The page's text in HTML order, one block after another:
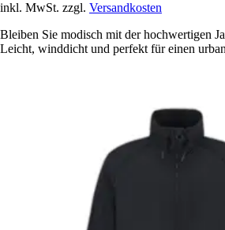
inkl. MwSt. zzgl. Versandkosten
Bleiben Sie modisch mit der hochwertigen
Leicht, winddicht und perfekt für einen